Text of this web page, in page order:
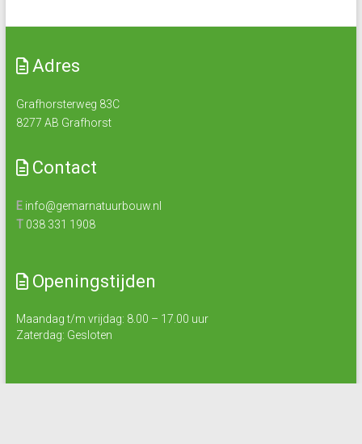
Adres
Grafhorsterweg 83C
8277 AB Grafhorst
Contact
E info@gemarnatuurbouw.nl
T 038 331 1908
Openingstijden
Maandag t/m vrijdag: 8.00 – 17.00 uur
Zaterdag: Gesloten